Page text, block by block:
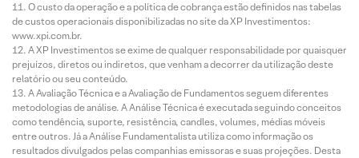
O custo da operação e a política de cobrança estão definidos nas tabelas
de custos operacionais disponibilizadas no site da XP Investimentos:
www.xpi.com.br.
A XP Investimentos se exime de qualquer responsabilidade por quaisquer
prejuízos, diretos ou indiretos, que venham a decorrer da utilização deste
relatório ou seu conteúdo.
A Avaliação Técnica e a Avaliação de Fundamentos seguem diferentes
metodologias de análise. A Análise Técnica é executada seguindo conceitos
como tendência, suporte, resistência, candles, volumes, médias móveis
entre outros. Já a Análise Fundamentalista utiliza como informação os
resultados divulgados pelas companhias emissoras e suas projeções. Desta